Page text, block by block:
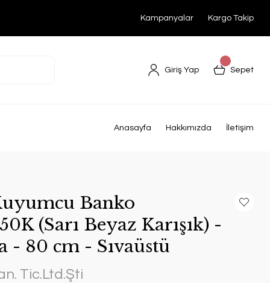
Kampanyalar Kargo Takip
Giriş Yap Sepet
Anasayfa Hakkımızda İletişim
Banko
(Sarı Beyaz Karışık) -
- 80 cm - Sıvaüstü
Tic.Ltd.Şti